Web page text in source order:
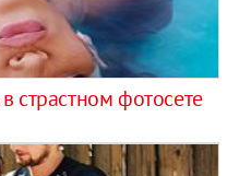
страстном фотосете